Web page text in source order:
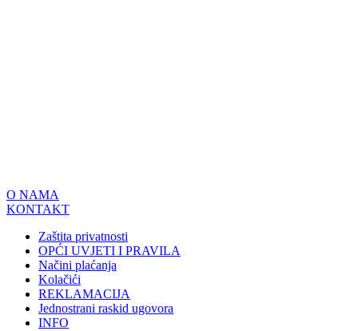
O NAMA
KONTAKT
Zaštita privatnosti
OPĆI UVJETI I PRAVILA
Načini plaćanja
Kolačići
REKLAMACIJA
Jednostrani raskid ugovora
INFO